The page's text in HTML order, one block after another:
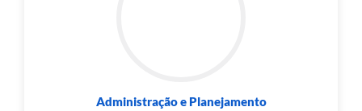
Administração e Planejamento